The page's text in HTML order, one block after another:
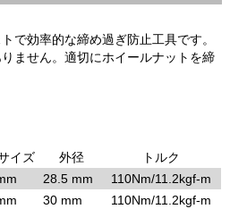
で効率的な締め過ぎ防止工具です。
ません。適切にホイールナットを締
イズ 外径
トルク
28.5 mm
110Nm/11.2kgf-m
30 mm
110Nm/11.2kgf-m